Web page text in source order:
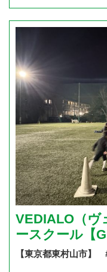
VEDIALO（ヴ
ースクール【
【東京都東村山市】